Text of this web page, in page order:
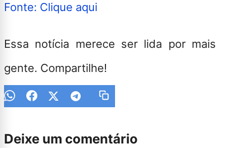
Fonte: Clique aqui
Essa notícia merece ser lida por mais
gente. Compartilhe!
Deixe um comentário